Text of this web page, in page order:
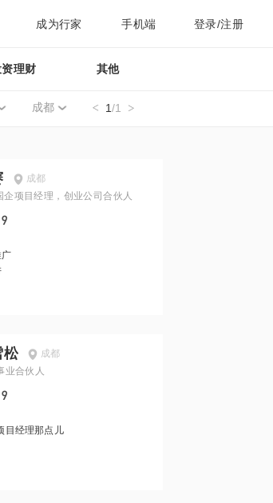
成为行家 手机端 登录/注册
理财 其他
成都 1/1
成都
企项目经理，创业公司合伙人
松
成都
业合伙人
目经理那点儿